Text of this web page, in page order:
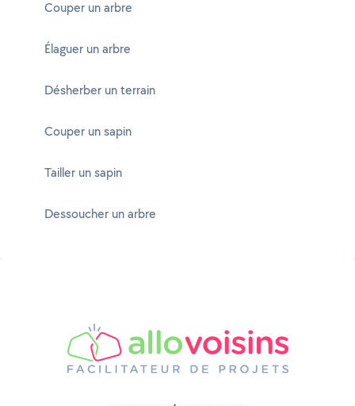
Couper un arbre
Élaguer un arbre
Désherber un terrain
Couper un sapin
Tailler un sapin
Dessoucher un arbre